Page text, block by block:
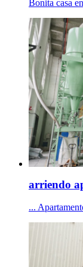
Bonita casa
arriendo
...